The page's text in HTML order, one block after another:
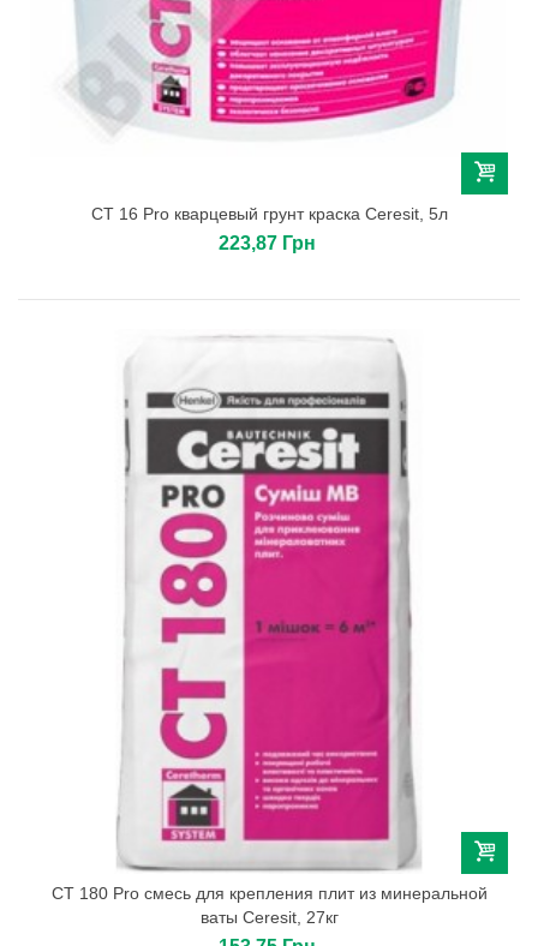
СТ 16 Pro кварцевый грунт краска Ceresit, 5л
223,87 Грн
СТ 180 Pro смесь для крепления плит из минеральной
ваты Сeresit, 27кг